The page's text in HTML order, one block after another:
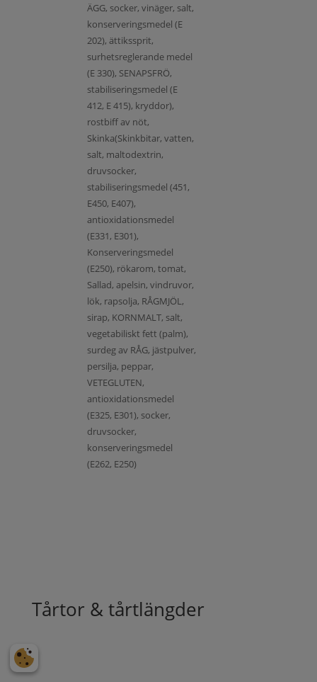
ÄGG, socker, vinäger, salt,
konserveringsmedel (E
202), ättikssprit,
surhetsreglerande medel
(E 330), SENAPSFRÖ,
stabiliseringsmedel (E
412, E 415), kryddor),
rostbiff av nöt,
Skinka(Skinkbitar, vatten,
salt, maltodextrin,
druvsocker,
stabiliseringsmedel (451,
E450, E407),
antioxidationsmedel
(E331, E301),
Konserveringsmedel
(E250), rökarom, tomat,
Sallad, apelsin, vindruvor,
lök, rapsolja, RÅGMJÖL,
sirap, KORNMALT, salt,
vegetabiliskt fett (palm),
surdeg av RÅG, jästpulver,
persilja, peppar,
VETEGLUTEN,
antioxidationsmedel
(E325, E301), socker,
druvsocker,
konserveringsmedel
(E262, E250)
Tårtor & tårtlängder